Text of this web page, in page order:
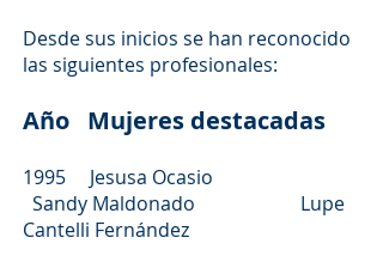
Desde sus inicios se han reconocido
las siguientes profesionales:
Año Mujeres destacadas
1995 Jesusa Ocasio
Sandy Maldonado Lupe
Cantelli Fernández